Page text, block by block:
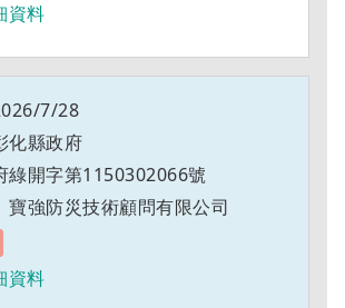
資料
7/28
化縣政府
綠開字第1150302066號
寶強防災技術顧問有限公司
資料